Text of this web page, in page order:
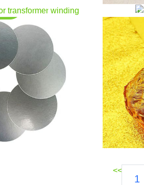
yang ketat,
adhesi isolasi yang
pabrik trafo global.
luar
ini
<<
1